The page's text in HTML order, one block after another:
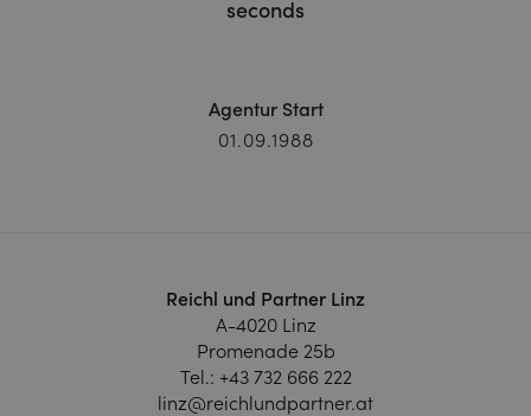
seconds
Agentur Start
01.09.1988
Reichl und Partner Linz
A-4020 Linz
Promenade 25b
Tel.: +43 732 666 222
linz@reichlundpartner.at